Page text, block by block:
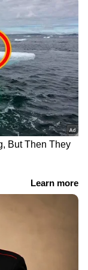
കേസ്,
പ്രതിയെ
നാടുകടത്തി
പിൻചക്രം